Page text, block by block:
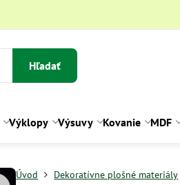
Hľadať
Výklopy Výsuvy Kovanie MDF
Úvod Dekoratívne plošné materiály